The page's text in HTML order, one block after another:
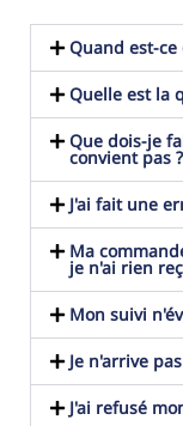
Quand est-ce
Quelle est la
Que dois-je
convient pas ?
J'ai fait une
Ma
je n'ai rien
Mon suivi
Je n'arrive
J'ai refusé